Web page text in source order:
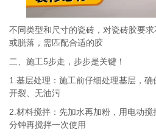
不同类型和尺寸的瓷砖，对瓷砖胶要
或脱落，需匹配合适的胶
二、施工5步走，步步是关键！
1. 基层处理：施工前仔细处理基层，
开裂、无油污
2. 材料搅拌：先加水再加粉，用电动
分钟再搅拌一次使用